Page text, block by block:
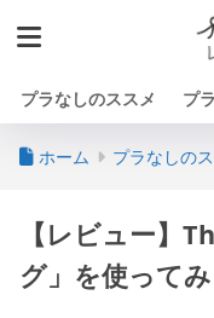
プラなしのススメ プ
ホーム プラなしの
【レビュー】
グ」を使って